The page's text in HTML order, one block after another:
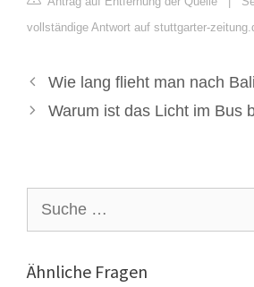
vollständige Antwort auf stuttgarter-
Wie lang flieht man nach
Warum ist das Licht im Bus
nach:
Ähnliche Fragen